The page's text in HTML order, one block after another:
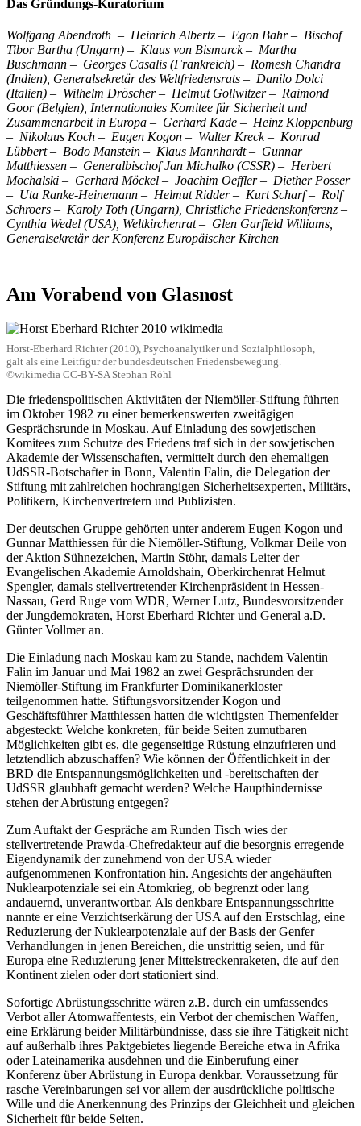
Das Gründungs-Kuratorium
Wolfgang Abendroth – Heinrich Albertz – Egon Bahr – Bischof
Tibor Bartha (Ungarn) – Klaus von Bismarck – Martha
Buschmann – Georges Casalis (Frankreich) – Romesh Chandra
(Indien), Generalsekretär des Weltfriedensrats – Danilo Dolci
(Italien) – Wilhelm Dröscher – Helmut Gollwitzer – Raimond
Goor (Belgien), Internationales Komitee für Sicherheit und
Zusammenarbeit in Europa – Gerhard Kade – Heinz Kloppenburg
– Nikolaus Koch – Eugen Kogon – Walter Kreck – Konrad
Lübbert – Bodo Manstein – Klaus Mannhardt – Gunnar
Matthiessen – Generalbischof Jan Michalko (CSSR) – Herbert
Mochalski – Gerhard Möckel – Joachim Oeffler – Diether Posser
– Uta Ranke-Heinemann – Helmut Ridder – Kurt Scharf – Rolf
Schroers – Karoly Toth (Ungarn), Christliche Friedenskonferenz –
Cynthia Wedel (USA), Weltkirchenrat – Glen Garfield Williams,
Generalsekretär der Konferenz Europäischer Kirchen
Am Vorabend von Glasnost
Horst-Eberhard Richter (2010), Psychoanalytiker und Sozialphilosoph,
galt als eine Leitfigur der bundesdeutschen Friedensbewegung.
©wikimedia CC-BY-SA Stephan Röhl
Die friedenspolitischen Aktivitäten der Niemöller-Stiftung führten
im Oktober 1982 zu einer bemerkenswerten zweitägigen
Gesprächsrunde in Moskau. Auf Einladung des sowjetischen
Komitees zum Schutze des Friedens traf sich in der sowjetischen
Akademie der Wissenschaften, vermittelt durch den ehemaligen
UdSSR-Botschafter in Bonn, Valentin Falin, die Delegation der
Stiftung mit zahlreichen hochrangigen Sicherheitsexperten, Militärs,
Politikern, Kirchenvertretern und Publizisten.
Der deutschen Gruppe gehörten unter anderem Eugen Kogon und
Gunnar Matthiessen für die Niemöller-Stiftung, Volkmar Deile von
der Aktion Sühnezeichen, Martin Stöhr, damals Leiter der
Evangelischen Akademie Arnoldshain, Oberkirchenrat Helmut
Spengler, damals stellvertretender Kirchenpräsident in Hessen-
Nassau, Gerd Ruge vom WDR, Werner Lutz, Bundesvorsitzender
der Jungdemokraten, Horst Eberhard Richter und General a.D.
Günter Vollmer an.
Die Einladung nach Moskau kam zu Stande, nachdem Valentin
Falin im Januar und Mai 1982 an zwei Gesprächsrunden der
Niemöller-Stiftung im Frankfurter Dominikanerkloster
teilgenommen hatte. Stiftungsvorsitzender Kogon und
Geschäftsführer Matthiessen hatten die wichtigsten Themenfelder
abgesteckt: Welche konkreten, für beide Seiten zumutbaren
Möglichkeiten gibt es, die gegenseitige Rüstung einzufrieren und
letztendlich abzuschaffen? Wie können der Öffentlichkeit in der
BRD die Entspannungsmöglichkeiten und -bereitschaften der
UdSSR glaubhaft gemacht werden? Welche Haupthindernisse
stehen der Abrüstung entgegen?
Zum Auftakt der Gespräche am Runden Tisch wies der
stellvertretende Prawda-Chefredakteur auf die besorgnis erregende
Eigendynamik der zunehmend von der USA wieder
aufgenommenen Konfrontation hin. Angesichts der angehäuften
Nuklearpotenziale sei ein Atomkrieg, ob begrenzt oder lang
andauernd, unverantwortbar. Als denkbare Entspannungsschritte
nannte er eine Verzichtserkärung der USA auf den Erstschlag, eine
Reduzierung der Nuklearpotenziale auf der Basis der Genfer
Verhandlungen in jenen Bereichen, die unstrittig seien, und für
Europa eine Reduzierung jener Mittelstreckenraketen, die auf den
Kontinent zielen oder dort stationiert sind.
Sofortige Abrüstungsschritte wären z.B. durch ein umfassendes
Verbot aller Atomwaffentests, ein Verbot der chemischen Waffen,
eine Erklärung beider Militärbündnisse, dass sie ihre Tätigkeit nicht
auf außerhalb ihres Paktgebietes liegende Bereiche etwa in Afrika
oder Lateinamerika ausdehnen und die Einberufung einer
Konferenz über Abrüstung in Europa denkbar. Voraussetzung für
rasche Vereinbarungen sei vor allem der ausdrückliche politische
Wille und die Anerkennung des Prinzips der Gleichheit und gleichen
Sicherheit für beide Seiten.